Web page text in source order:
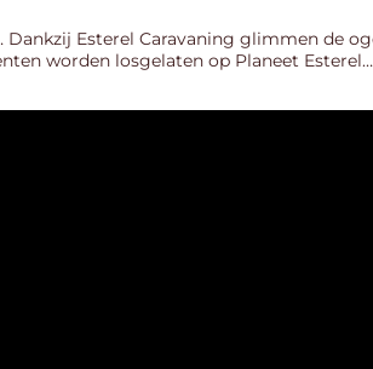
Esterel Caravaning glimmen de
worden losgelaten op Planeet Esterel…